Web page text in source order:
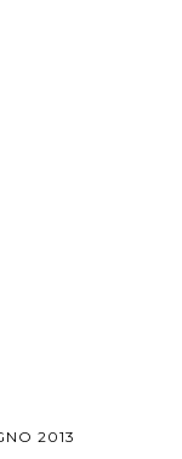
2013